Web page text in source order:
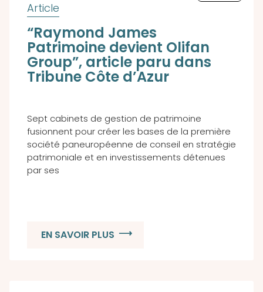
“Raymond James
Patrimoine devient Olifan
Group”, article paru dans
Tribune Côte d’Azur
Sept cabinets de gestion de patrimoine
fusionnent pour créer les bases de la première
société paneuropéenne de conseil en stratégie
patrimoniale et en investissements détenues
par ses
EN SAVOIR PLUS